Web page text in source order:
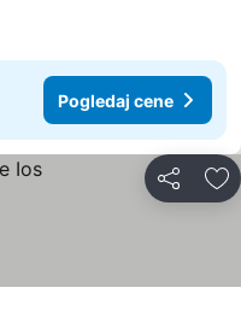
Pogledaj cene
Deli